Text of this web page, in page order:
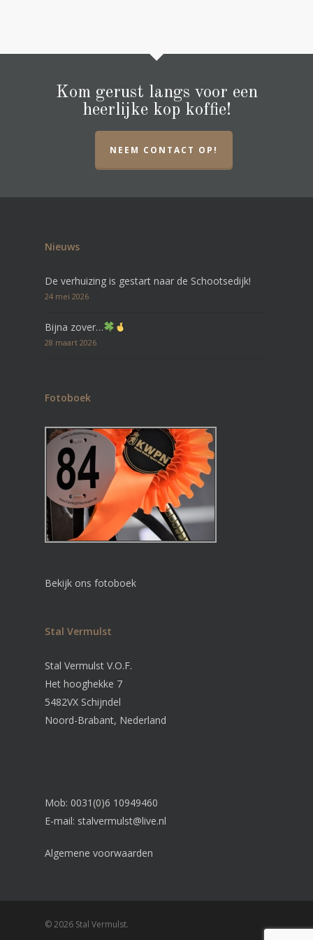
Kom gerust langs voor een
heerlijke kop koffie!
NEEM CONTACT OP!
Nieuws
De verhuizing is gestart naar de Schootsedijk!
24 mei 2026
Bijna zover…
28 maart 2026
Fotoboek
Bekijk ons fotoboek
Stal Vermulst
Stal Vermulst V.O.F.
Het hooghekke 7
5482VX Schijndel
Noord-Brabant, Nederland
Mob: 0031(0)6 10949460
E-mail: stalvermulst@live.nl
Algemene voorwaarden
© 2026 Stal Vermulst.